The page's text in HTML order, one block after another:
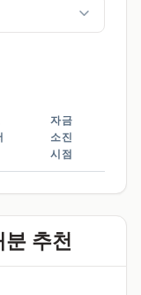
자금
소진
시점
추천